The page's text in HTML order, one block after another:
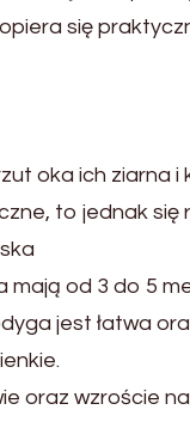
się
oka ich ziarna i
to jednak się
mają od 3 do 5
jest łatwa
oraz wzroście